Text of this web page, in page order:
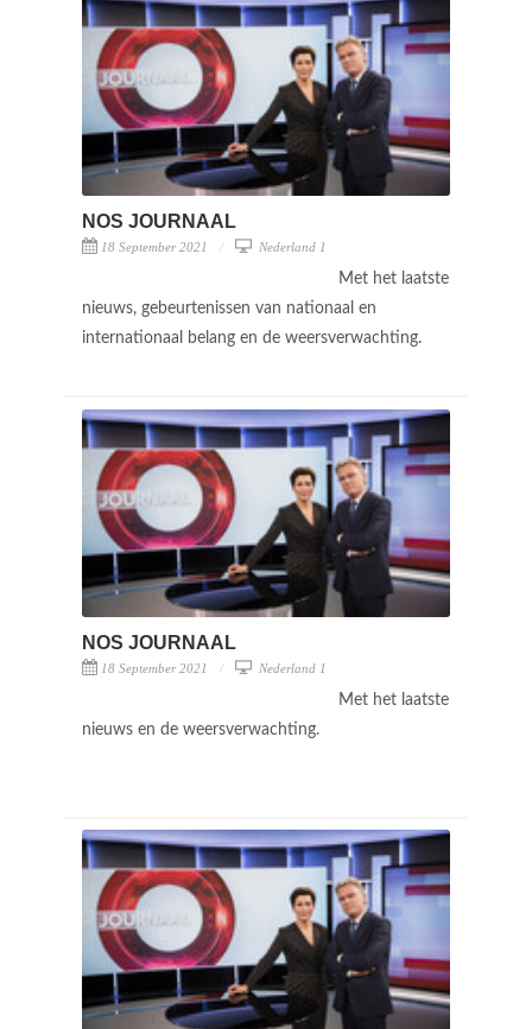
NOS JOURNAAL
18 September 2021 Nederland 1
Met het laatste
nieuws, gebeurtenissen van nationaal en
internationaal belang en de weersverwachting.
NOS JOURNAAL
18 September 2021 Nederland 1
Met het laatste
nieuws en de weersverwachting.